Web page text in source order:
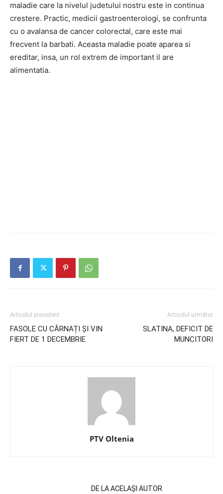
maladie care la nivelul judetului nostru este in continua
crestere. Practic, medicii gastroenterologi, se confrunta
cu o avalansa de cancer colorectal, care este mai
frecvent la barbati. Aceasta maladie poate aparea si
ereditar, insa, un rol extrem de important il are
alimentatia.
Articolul precedent
FASOLE CU CÂRNAȚI ȘI VIN
FIERT DE 1 DECEMBRIE
Articolul următor
SLATINA, DEFICIT DE
MUNCITORI
PTV Oltenia
DE LA ACELAȘI AUTOR